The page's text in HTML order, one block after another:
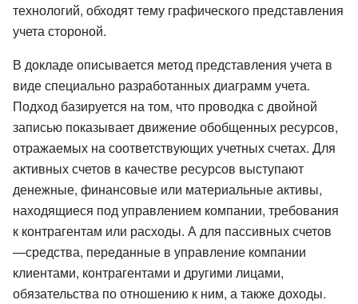
технологий, обходят тему графического представления
учета стороной.
В докладе описывается метод представления учета в
виде специально разработанных диаграмм учета.
Подход базируется на том, что проводка с двойной
записью показывает движение обобщенных ресурсов,
отражаемых на соответствующих учетных счетах. Для
активных счетов в качестве ресурсов выступают
денежные, финансовые или материальные активы,
находящиеся под управлением компании, требования
к контрагентам или расходы. А для пассивных счетов
—средства, переданные в управление компании
клиентами, контрагентами и другими лицами,
обязательства по отношению к ним, а также доходы.